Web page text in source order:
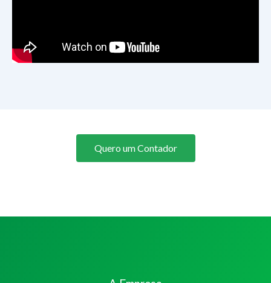
Quero um Contador